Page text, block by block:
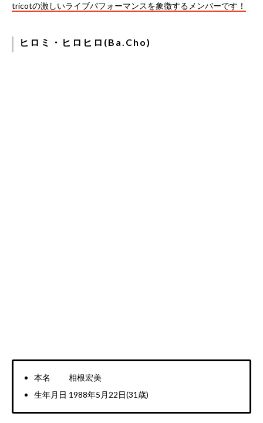
tricotの激しいライブパフォーマンスを象徴するメンバーです！
ヒロミ・ヒロヒロ(Ba.Cho)
本名 相根宏美
生年月日 1988年5月22日(31歳)